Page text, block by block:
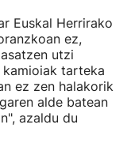
Euskal Herrirako
ez,
utzi
tarteka
ez zen halakorik
alde batean
azaldu du